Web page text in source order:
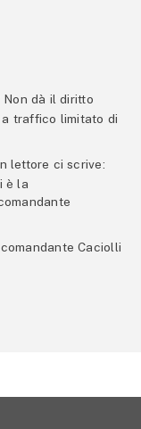
dà il diritto
traffico limitato di
lettore ci scrive:
è la
Caciolli